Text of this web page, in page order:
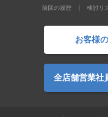
前回の履歴 検討リ
お客様
全店舗営業社